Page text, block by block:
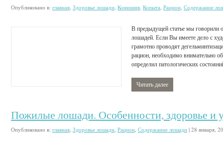
Опубликовано в: главная, Здоровье лошади, Конюшня, Копыта, Рацион, Содержание
В предыдущей статье мы говорили
лошадей. Если Вы имеете дело с
грамотно проводят
рацион, необходимо внимательно
определил патологических
Читать далее
Пожилые лошади. Особенности, здоровье и
Опубликовано в: главная, Здоровье лошади, Рацион, Содержание лошади | 28 января,